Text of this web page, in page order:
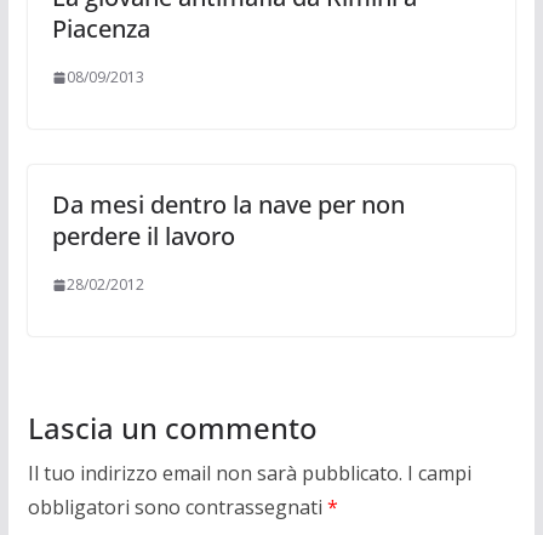
Piacenza
08/09/2013
Da mesi dentro la nave per non
perdere il lavoro
28/02/2012
Lascia un commento
Il tuo indirizzo email non sarà pubblicato. I campi
obbligatori sono contrassegnati *